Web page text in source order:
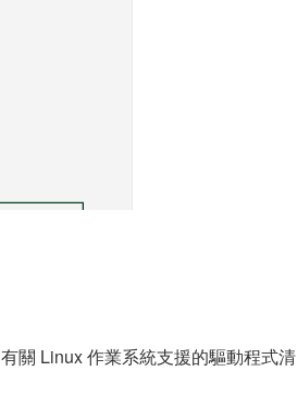
關 Linux 作業系統支援的驅動程式清